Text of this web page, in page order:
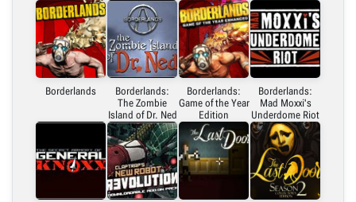
Borderlands
Borderlands:
The Zombie
Island of Dr. Ned
Borderlands:
Game of the Year
Edition
Borderlands:
Mad Moxxi's
Underdome Riot